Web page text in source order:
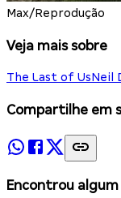
Max/Reprodução
Veja mais sobre
The Last of UsNeil
Compartilhe em
Encontrou